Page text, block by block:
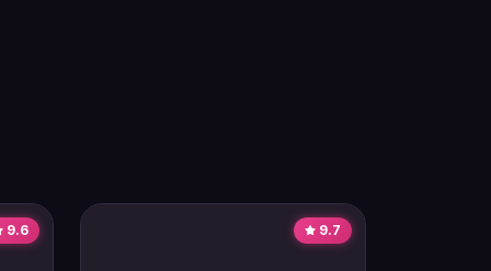
9.6 9.7